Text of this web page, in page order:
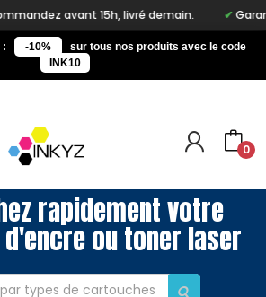
avant 15h, livré demain.
: -10%
sur tous nos produits avec le code
INK10
0
rapidement votre
ou toner laser